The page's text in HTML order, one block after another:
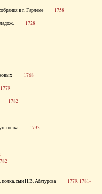
собрания в г. Гарлеме 1758
и ладож. 1728
1768
1779
1782
полка 1733
полка, сын Н.В. Абатурова 1779, 1781-